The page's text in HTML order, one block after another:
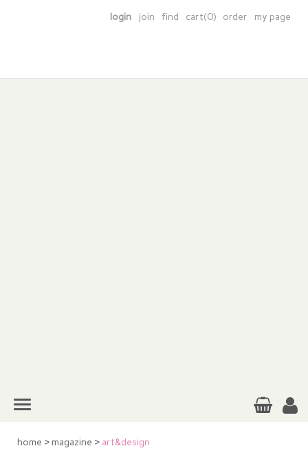
login join find cart(0) order my page
home >magazine > art&design